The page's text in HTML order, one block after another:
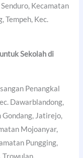
Kecamatan
Tempeh, Kec.
Sekolah di
Penangkal
Dawarblandong,
Gondang, Jatirejo,
Mojoanyar,
Pungging,
Trowulan.